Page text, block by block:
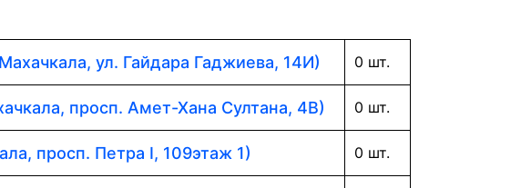
ул. Гайдара Гаджиева, 14И) 0 шт.
просп. Амет-Хана Султана, 4В) 0 шт.
просп. Петра I, 109этаж 1) 0 шт.